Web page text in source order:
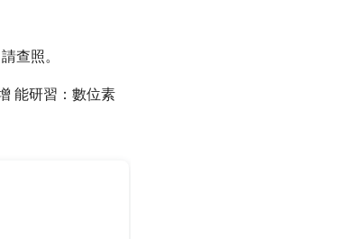
查照。
能研習：數位素